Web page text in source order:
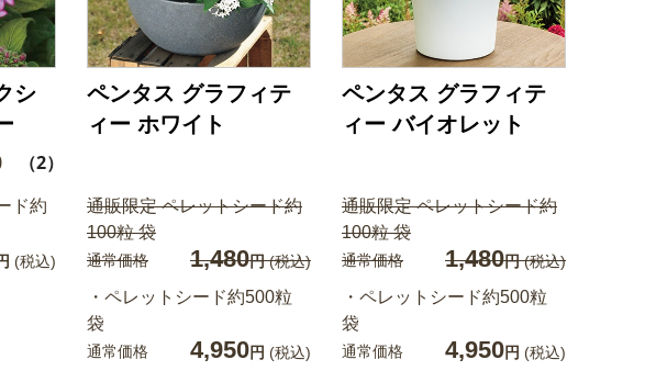
シ
（2）
ド約
(税込)
ペンタス グラフィテ
ィー ホワイト
通販限定 ペレットシード約
100粒 袋
通常価格 1,480円(税込)
・ペレットシード約500粒
袋
通常価格 4,950円 (税込)
ペンタス グラフィテ
ィー バイオレット
通販限定 ペレットシード約
100粒 袋
通常価格 1,480円(税込)
・ペレットシード約500粒
袋
通常価格 4,950円 (税込)